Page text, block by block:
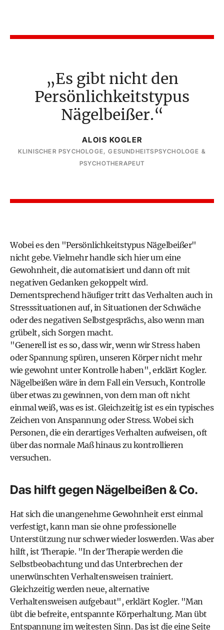
Es gibt nicht den
Persönlichkeitstypus
Nägelbeißer.
ALOIS KOGLER
KLINISCHER PSYCHOLOGE, GESUNDHEITSPSYCHOLOGE &
PSYCHOTHERAPEUT
Wobei es den "Persönlichkeitstypus Nägelbeißer"
nicht gebe. Vielmehr handle sich hier um eine
Gewohnheit, die automatisiert und dann oft mit
negativen Gedanken gekoppelt wird.
Dementsprechend häufiger tritt das Verhalten auch in
Stresssituationen auf, in Situationen der Schwäche
oder des negativen Selbstgesprächs, also wenn man
grübelt, sich Sorgen macht.
"Generell ist es so, dass wir, wenn wir Stress haben
oder Spannung spüren, unseren Körper nicht mehr
wie gewohnt unter Kontrolle haben", erklärt Kogler.
Nägelbeißen wäre in dem Fall ein Versuch, Kontrolle
über etwas zu gewinnen, von dem man oft nicht
einmal weiß, was es ist. Gleichzeitig ist es ein typisches
Zeichen von Anspannung oder Stress. Wobei sich
Personen, die ein derartiges Verhalten aufweisen, oft
über das normale Maß hinaus zu kontrollieren
versuchen.
Das hilft gegen Nägelbeißen & Co.
Hat sich die unangenehme Gewohnheit erst einmal
verfestigt, kann man sie ohne professionelle
Unterstützung nur schwer wieder loswerden. Was aber
hilft, ist Therapie. "In der Therapie werden die
Selbstbeobachtung und das Unterbrechen der
unerwünschten Verhaltensweisen trainiert.
Gleichzeitig werden neue, alternative
Verhaltensweisen aufgebaut", erklärt Kogler. "Man
übt die befreite, entspannte Körperhaltung. Man übt
Entspannung im weitesten Sinn. Das ist die eine Seite